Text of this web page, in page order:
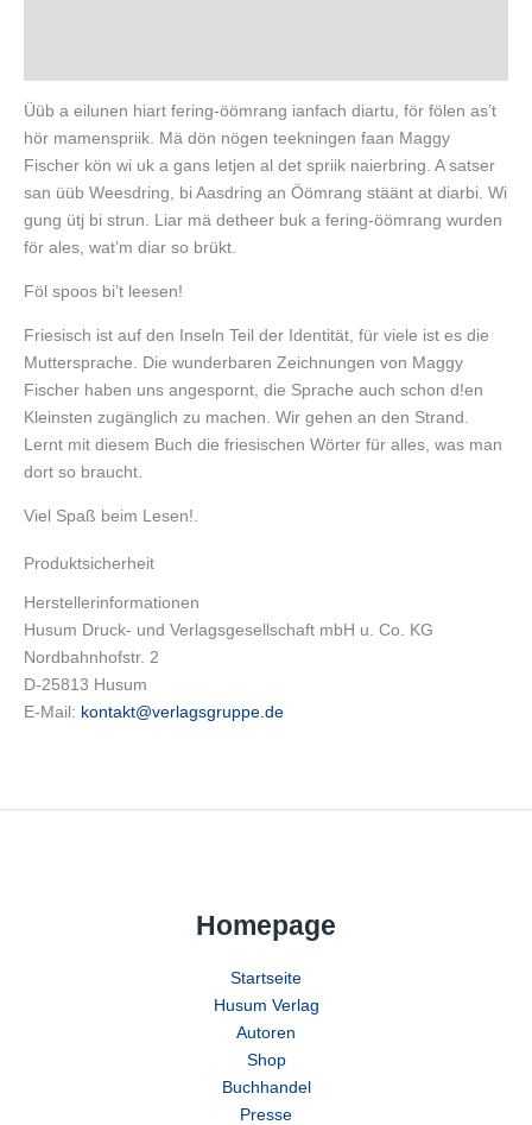
Üüb a eilunen hiart fering-öömrang ianfach diartu, för fölen as’t
hör mamenspriik. Mä dön nögen teekningen faan Maggy
Fischer kön wi uk a gans letjen al det spriik naierbring. A satser
san üüb Weesdring, bi Aasdring an Öömrang stäänt at diarbi. Wi
gung ütj bi strun. Liar mä detheer buk a fering-öömrang wurden
för ales, wat’m diar so brükt.
Föl spoos bi’t leesen!
Friesisch ist auf den Inseln Teil der Identität, für viele ist es die
Muttersprache. Die wunderbaren Zeichnungen von Maggy
Fischer haben uns angespornt, die Sprache auch schon d!en
Kleinsten zugänglich zu machen. Wir gehen an den Strand.
Lernt mit diesem Buch die friesischen Wörter für alles, was man
dort so braucht.
Viel Spaß beim Lesen!.
Produktsicherheit
Herstellerinformationen
Husum Druck- und Verlagsgesellschaft mbH u. Co. KG
Nordbahnhofstr. 2
D-25813 Husum
E-Mail: kontakt@verlagsgruppe.de
Homepage
Startseite
Husum Verlag
Autoren
Shop
Buchhandel
Presse